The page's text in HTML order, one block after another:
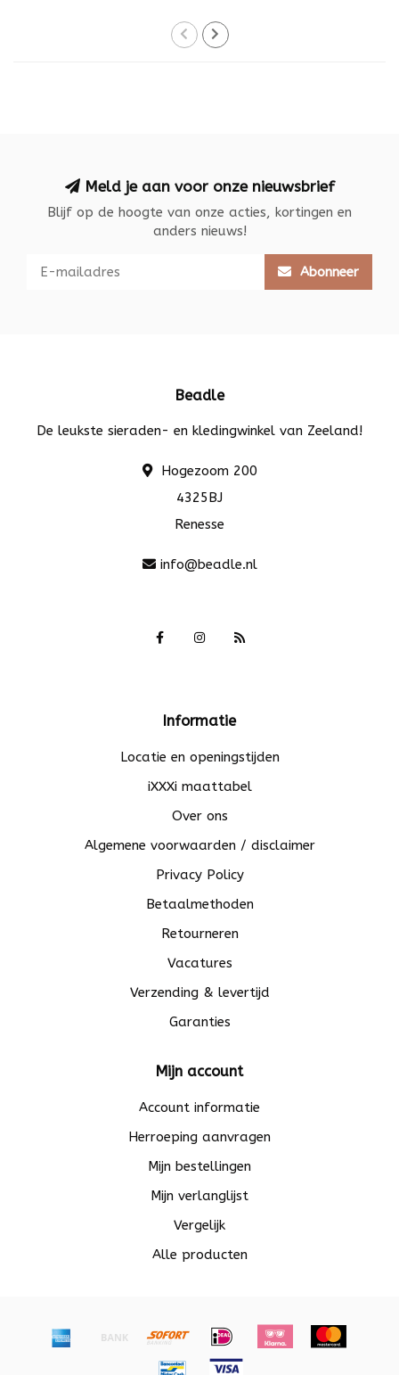
Meld je aan voor onze nieuwsbrief
Blijf op de hoogte van onze acties, kortingen en
anders nieuws!
Abonneer
Beadle
De leukste sieraden- en kledingwinkel van Zeeland!
Hogezoom 200
4325BJ
Renesse
info@beadle.nl
Informatie
Locatie en openingstijden
iXXXi maattabel
Over ons
Algemene voorwaarden / disclaimer
Privacy Policy
Betaalmethoden
Retourneren
Vacatures
Verzending & levertijd
Garanties
Mijn account
Account informatie
Herroeping aanvragen
Mijn bestellingen
Mijn verlanglijst
Vergelijk
Alle producten